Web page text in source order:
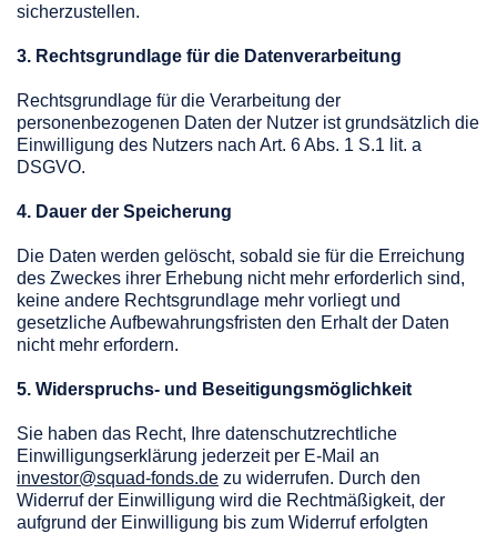
sicherzustellen.
3. Rechtsgrundlage für die Datenverarbeitung
Rechtsgrundlage für die Verarbeitung der
personenbezogenen Daten der Nutzer ist grundsätzlich die
Einwilligung des Nutzers nach Art. 6 Abs. 1 S.1 lit. a
DSGVO.
4. Dauer der Speicherung
Die Daten werden gelöscht, sobald sie für die Erreichung
des Zweckes ihrer Erhebung nicht mehr erforderlich sind,
keine andere Rechtsgrundlage mehr vorliegt und
gesetzliche Aufbewahrungsfristen den Erhalt der Daten
nicht mehr erfordern.
5. Widerspruchs- und Beseitigungsmöglichkeit
Sie haben das Recht, Ihre datenschutzrechtliche
Einwilligungserklärung jederzeit per E-Mail an
investor@squad-fonds.de zu widerrufen. Durch den
Widerruf der Einwilligung wird die Rechtmäßigkeit, der
aufgrund der Einwilligung bis zum Widerruf erfolgten